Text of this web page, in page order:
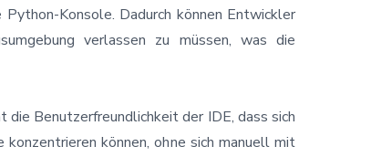
Konsole. Dadurch können Entwickler
verlassen zu müssen, was die
Benutzerfreundlichkeit der IDE, dass sich
können, ohne sich manuell mit